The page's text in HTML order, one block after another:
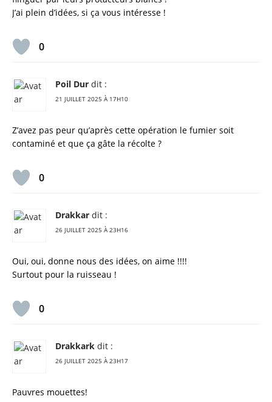
J’ai plein d’idées, si ça vous intéresse !
0
Poil Dur dit :
21 JUILLET 2025 À 17H10
Z’avez pas peur qu’après cette opération le fumier soit
contaminé et que ça gâte la récolte ?
0
Drakkar dit :
26 JUILLET 2025 À 23H16
Oui, oui, donne nous des idées, on aime !!!!
Surtout pour la ruisseau !
0
Drakkark dit :
26 JUILLET 2025 À 23H17
Pauvres mouettes!